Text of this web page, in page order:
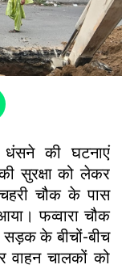
की घटनाएं
सुरक्षा को लेकर
चौक के पास
फव्वारा चौक
के बीचों-बीच
वाहन चालकों को